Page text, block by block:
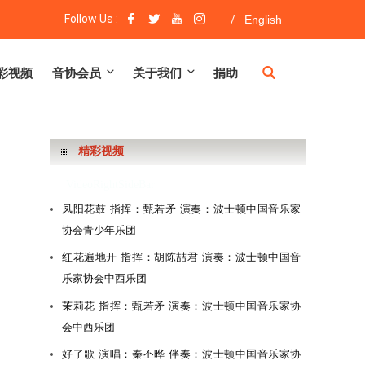
Follow Us : / English
视频 音协会员 关于我们 捐助
精彩视频
凤阳花鼓 指挥：甄若矛 演奏：波士顿中国音乐家
协会青少年乐团
红花遍地开 指挥：胡陈喆君 演奏：波士顿中国音
乐家协会中西乐团
茉莉花 指挥：甄若矛 演奏：波士顿中国音乐家协
会中西乐团
好了歌 演唱：秦丕晔 伴奏：波士顿中国音乐家协